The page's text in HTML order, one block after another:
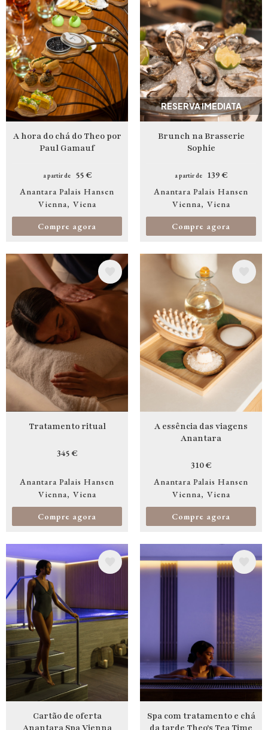
A hora do chá do Theo por
Paul Gamauf
a partir de
55 €
Anantara Palais Hansen
Vienna
Viena
Compre agora
RESERVA IMEDIATA
Brunch na Brasserie
Sophie
a partir de
139 €
Anantara Palais Hansen
Vienna
Viena
Compre agora
Imagem
Tratamento ritual
345 €
Anantara Palais Hansen
Vienna
Viena
Compre agora
Imagem
A essência das viagens
Anantara
310 €
Anantara Palais Hansen
Vienna
Viena
Compre agora
Imagem
Cartão de oferta
Imagem
Spa com tratamento e chá